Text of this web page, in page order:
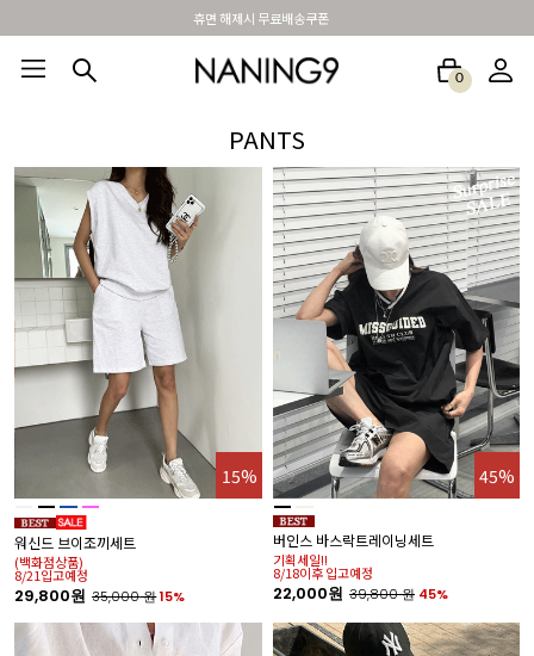
휴면 해제시 무료배송쿠폰
0
PANTS
15%
워신드 브이조끼세트
(백화점상품)
8/21입고예정
29,800원 35,000원15%
45%
버인스 바스락트레이닝세트
기획세일!!
8/18이후 입고예정
22,000원 39,800원 45%